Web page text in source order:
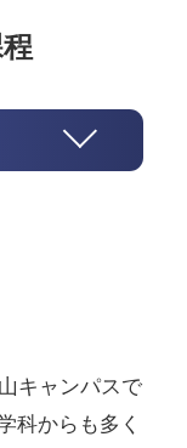
キャンパスで
科からも多く